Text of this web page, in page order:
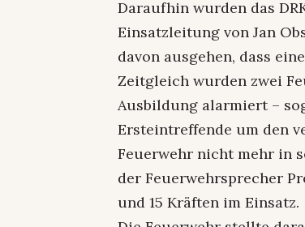
Daraufhin wurden das
Einsatzleitung von Jan
davon ausgehen, dass
Zeitgleich wurden zwei
Ausbildung alarmiert –
Ersteintreffende um den
Feuerwehr nicht mehr in
der Feuerwehrsprecher
und 15 Kräften im Einsatz.